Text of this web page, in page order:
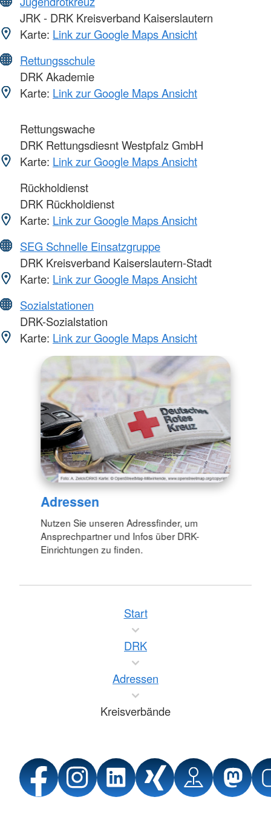
JRK - DRK Kreisverband Kaiserslautern
Karte: Link zur Google Maps Ansicht
Rettungsschule
DRK Akademie
Karte: Link zur Google Maps Ansicht
Rettungswache
DRK Rettungsdiesnt Westpfalz GmbH
Karte: Link zur Google Maps Ansicht
Rückholdienst
DRK Rückholdienst
Karte: Link zur Google Maps Ansicht
SEG Schnelle Einsatzgruppe
DRK Kreisverband Kaiserslautern-Stadt
Karte: Link zur Google Maps Ansicht
Sozialstationen
DRK-Sozialstation
Karte: Link zur Google Maps Ansicht
Adressen
Nutzen Sie unseren Adressfinder, um
Ansprechpartner und Infos über DRK-
Einrichtungen zu finden.
Start
DRK
Adressen
Kreisverbände